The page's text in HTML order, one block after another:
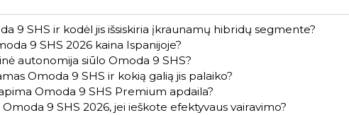
9 SHS ir kodėl jis išsiskiria įkraunamų hibridų segmente?
9 SHS 2026 kaina Ispanijoje?
autonomija siūlo Omoda 9 SHS?
Omoda 9 SHS ir kokią galią jis palaiko?
Omoda 9 SHS Premium apdaila?
9 SHS 2026, jei ieškote efektyvaus vairavimo?